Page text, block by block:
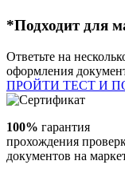
*Подходит для
Ответьте на
оформления
ПРОЙТИ ТЕСТ И
100% гарантия
прохождения
документов на